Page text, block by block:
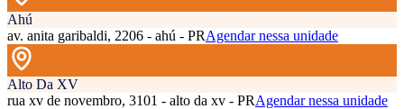
Ahú
av. anita garibaldi, 2206 - ahú - PRAgendar nessa unidade
Alto Da XV
rua xv de novembro, 3101 - alto da xv - PRAgendar nessa unidade